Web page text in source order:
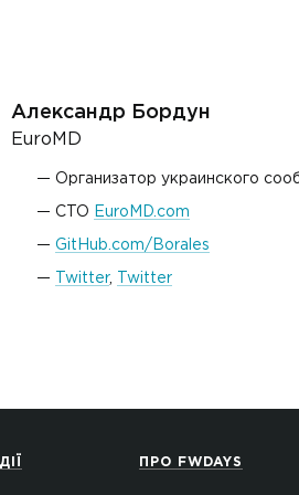
Александр Бордун
EuroMD
Организатор украинского
CTO EuroMD.com
GitHub.com/Borales
Twitter, Twitter
ПРО FWDAYS